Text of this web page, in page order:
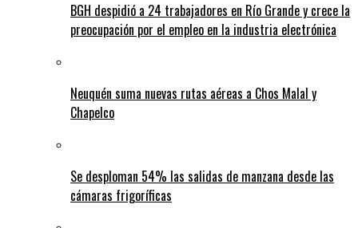
BGH despidió a 24 trabajadores en Río Grande y crece la
preocupación por el empleo en la industria electrónica
Neuquén suma nuevas rutas aéreas a Chos Malal y
Chapelco
Se desploman 54% las salidas de manzana desde las
cámaras frigoríficas